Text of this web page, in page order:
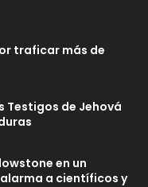
traficar más de
Testigos de Jehová
en un
a científicos y